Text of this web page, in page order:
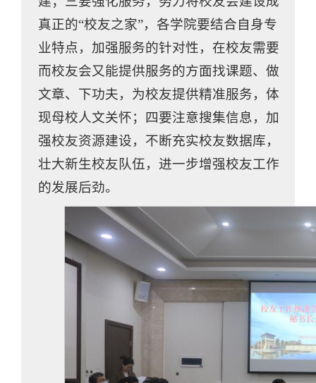
真正的“校友之家”，各学院要结合自身专
业特点，加强服务的针对性，在校友需要
而校友会又能提供服务的方面找课题、做
文章、下功夫，为校友提供精准服务，体
现母校人文关怀；四要注意搜集信息，加
强校友资源建设，不断充实校友数据库，
壮大新生校友队伍，进一步增强校友工作
的发展后劲。